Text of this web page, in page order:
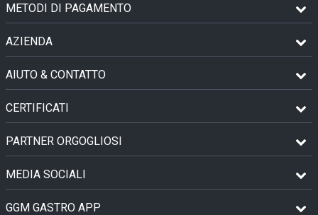
METODI DI PAGAMENTO
AZIENDA
AIUTO & CONTATTO
CERTIFICATI
PARTNER ORGOGLIOSI
MEDIA SOCIALI
GGM GASTRO APP